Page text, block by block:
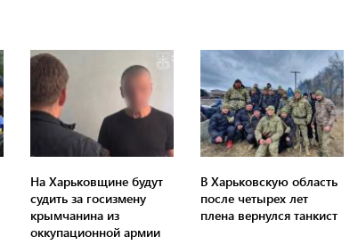
На Харьковщине будут
судить за госизмену
крымчанина из
оккупационной армии
В Харьковскую область
после четырех лет
плена вернулся танкист